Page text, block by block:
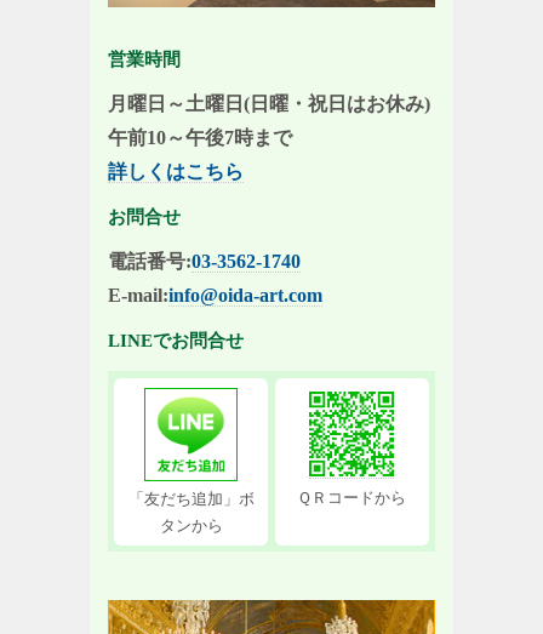
営業時間
月曜日～土曜日(日曜・祝日はお休み)
午前10～午後7時まで
詳しくはこちら
お問合せ
電話番号:03-3562-1740
E-mail:info@oida-art.com
LINEでお問合せ
「友だち追加」ボ
タンから
ＱＲコードから